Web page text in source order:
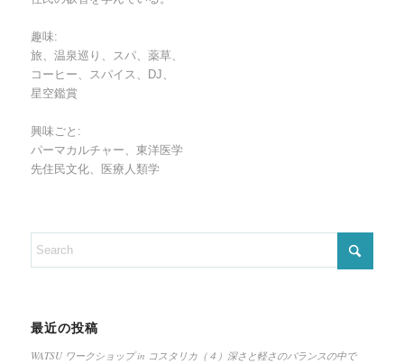
趣味:
旅、温泉巡り、スパ、薬草、
コーヒー、スパイス、DJ、
星空鑑賞
興味ごと:
パーマカルチャー、東洋医学
先住民文化、医療人類学
最近の投稿
WATSU ワークショップ in コスタリカ（４）深さと軽さのバランスの中で